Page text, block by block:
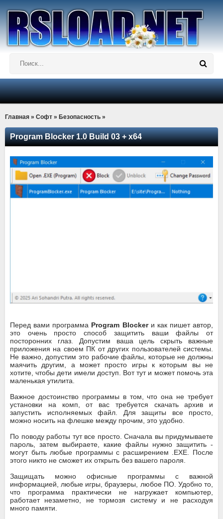
Главная » Софт » Безопасность »
Program Blocker 1.0 Build 03 + x64
Перед вами программа Program Blockerи как пишет автор,
это очень просто способ защитить ваши файлы от
посторонних глаз. Допустим ваша цель скрыть важные
приложения на своем ПК от других пользователей системы.
Не важно, допустим это рабочие файлы, которые не должны
маячить другим, а может просто игры к которым вы не
хотите, чтобы дети имели доступ. Вот тут и может помочь эта
маленькая утилита.
Важное достоинство программы в том, что она не требует
установки на комп, от вас требуется скачать архив и
запустить исполняемых файл. Для защиты все просто,
можно носить на флешке между прочим, это удобно.
По поводу работы тут все просто. Сначала вы придумываете
пароль, затем выбираете, какие файлы нужно защитить -
могут быть любые программы с расширением .EXE. После
этого никто не сможет их открыть без вашего пароля.
Защищать можно офисные программы с важной
информацией, любые игры, браузеры, любое ПО. Удобно то,
что программа практически не нагружает компьютер,
работает незаметно, не тормозя систему и не расходуя
много памяти.